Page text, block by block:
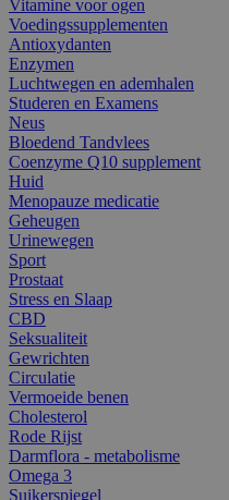
Vitamine voor ogen
Voedingssupplementen
Antioxydanten
Enzymen
Luchtwegen en ademhalen
Studeren en Examens
Neus
Bloedend Tandvlees
Coenzyme Q10 supplement
Huid
Menopauze medicatie
Geheugen
Urinewegen
Sport
Prostaat
Stress en Slaap
CBD
Seksualiteit
Gewrichten
Circulatie
Vermoeide benen
Cholesterol
Rode Rijst
Darmflora - metabolisme
Omega 3
Suikerspiegel